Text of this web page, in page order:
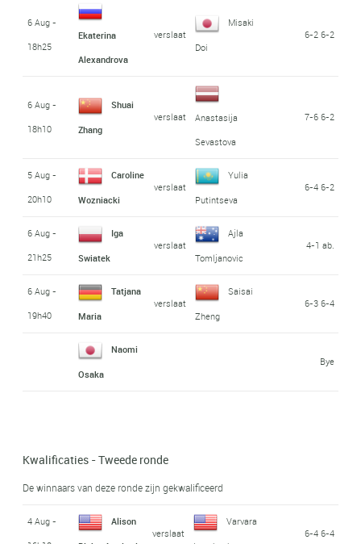
6 Aug -
18h25
Ekaterina
Alexandrova
verslaat
Misaki
Doi
6-2 6-2
6 Aug -
18h10
Shuai
Zhang
verslaat
Anastasija
Sevastova
7-6 6-2
5 Aug -
20h10
Caroline
Wozniacki
verslaat
Yulia
Putintseva
6-4 6-2
6 Aug -
21h25
Iga
Swiatek
verslaat
Ajla
Tomljanovic
4-1 ab.
6 Aug -
19h40
Tatjana
Maria
verslaat
Saisai
Zheng
6-3 6-4
Naomi
Osaka
Bye
Kwalificaties - Tweede ronde
De winnaars van deze ronde zijn gekwalificeerd
4 Aug -
Alison
verslaat
Varvara
6-4 6-4